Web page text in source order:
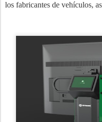
los fabricantes de vehículos,